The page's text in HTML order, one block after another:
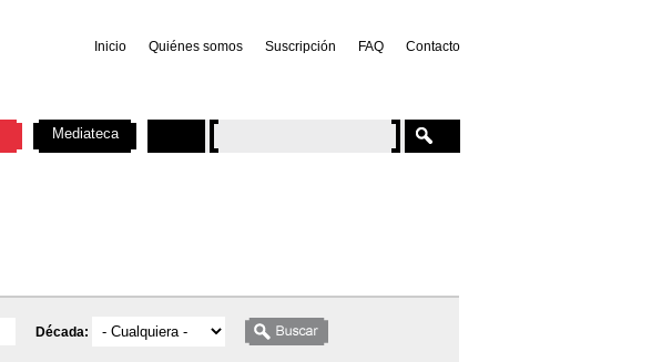
Inicio Quiénes somos Suscripción FAQ Contacto
Década:
Mediateca